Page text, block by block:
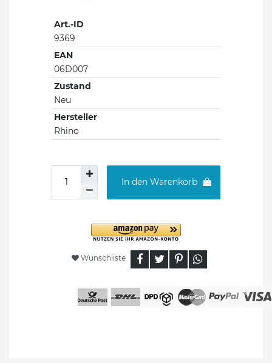
Art.-ID
9369
EAN
06D007
Zustand
Neu
Hersteller
Rhino
In den Warenkorb
Wunschliste